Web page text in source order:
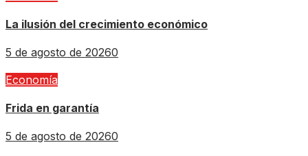
La ilusión del crecimiento económico
5 de agosto de 20260
Economía
Frida en garantía
5 de agosto de 20260